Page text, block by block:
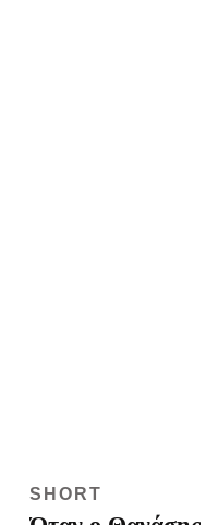
SHORT